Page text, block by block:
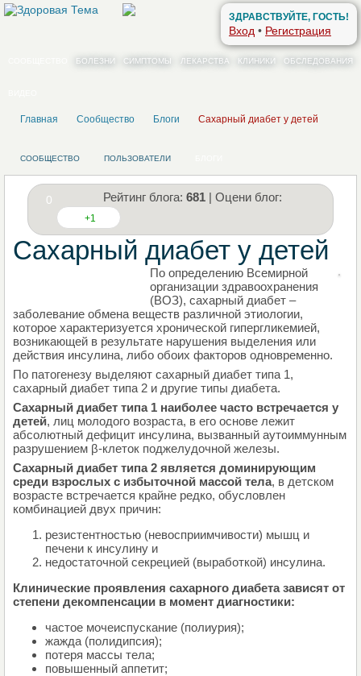
ЗДРАВСТВУЙТЕ, ГОСТЬ!
Вход • Регистрация
БОЛЕЗНИ СИМПТОМЫ ЛЕКАРСТВА КЛИНИКИ ОБСЛЕДОВАНИЯ
Главная Сообщество Блоги Сахарный диабет у детей
СООБЩЕСТВО ПОЛЬЗОВАТЕЛИ
0 Рейтинг блога: 681 | Оцени блог:
+1
Сахарный диабет у детей
По определению Всемирной
организации здравоохранения
(ВОЗ), сахарный диабет –
заболевание обмена веществ различной этиологии,
которое характеризуется хронической гипергликемией,
возникающей в результате нарушения выделения или
действия инсулина, либо обоих факторов одновременно.
По патогенезу выделяют сахарный диабет типа 1,
сахарный диабет типа 2 и другие типы диабета.
Cахарный диабет типа 1 наиболее часто встречается у
детей, лиц молодого возраста, в его основе лежит
абсолютный дефицит инсулина, вызванный аутоиммунным
разрушением β-клеток поджелудочной железы.
Cахарный диабет типа 2 является доминирующим
среди взрослых с избыточной массой тела, в детском
возрасте встречается крайне редко, обусловлен
комбинацией двух причин:
резистентностью (невосприимчивости) мышц и
печени к инсулину и
недостаточной секрецией (выработкой) инсулина.
Клинические проявления сахарного диабета зависят от
степени декомпенсации в момент диагностики:
частое мочеиспускание (полиурия);
жажда (полидипсия);
потеря массы тела;
повышенный аппетит;